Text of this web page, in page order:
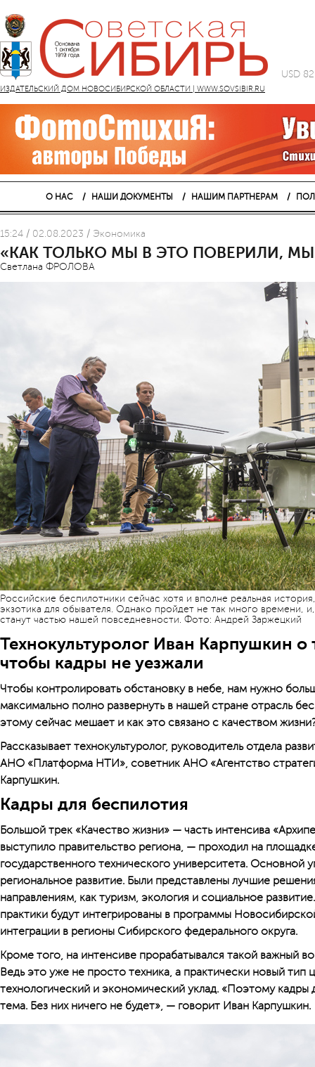
ИЗДАТЕЛЬСКИЙ ДОМ НОВОСИБИРСКОЙ ОБЛАСТИ | WWW.SOVSIBIR.RU
USD
О НАС НАШИ ДОКУМЕНТЫ НАШИМ ПАРТНЕРАМ
15:24 / 02.08.2023 / Экономика
«КАК ТОЛЬКО МЫ В ЭТО ПОВЕРИЛИ, МЫ
Светлана ФРОЛОВА
Российские беспилотники сейчас хотя и вполне реальная
экзотика для обывателя. Однако пройдет не так много времени,
станут частью нашей повседневности. Фото: Андрей Заржецкий
Технокультуролог Иван Карпушкин о
чтобы кадры не уезжали
Чтобы контролировать обстановку в небе, нам нужно
максимально полно развернуть в нашей стране отрасль
этому сейчас мешает и как это связано с качеством
Рассказывает технокультуролог, руководитель отдела
АНО «Платформа НТИ», советник АНО «Агентство
Карпушкин.
Кадры для беспилотия
Большой трек «Качество жизни» — часть интенсива
выступило правительство региона, — проходил на
государственного технического университета. Основной
региональное развитие. Были представлены лучшие
направлениям, как туризм, экология и социальное
практики будут интегрированы в программы
интеграции в регионы Сибирского федерального округа.
Кроме того, на интенсиве прорабатывался такой важный
Ведь это уже не просто техника, а практически новый тип
технологический и экономический уклад. «Поэтому
тема. Без них ничего не будет», — говорит Иван Карпушкин.